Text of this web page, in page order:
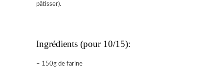
pâtisser).
Ingrédients (pour 10/15):
– 150g de farine